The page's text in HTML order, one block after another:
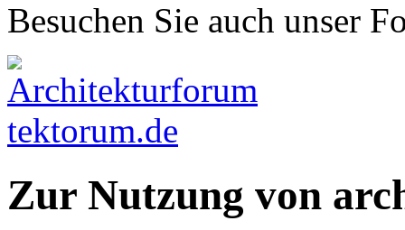
Besuchen Sie auch unser
Zur Nutzung von